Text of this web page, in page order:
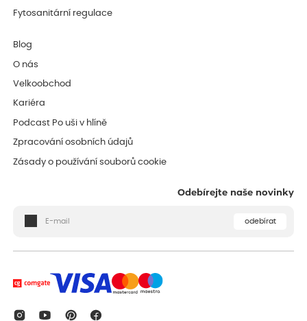
Fytosanitární regulace
Blog
O nás
Velkoobchod
Kariéra
Podcast Po uši v hlíně
Zpracování osobních údajů
Zásady o používání souborů cookie
Odebírejte naše novinky
odebírat